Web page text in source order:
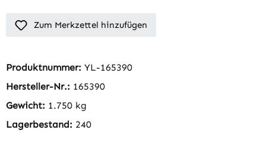
Zum Merkzettel hinzufügen
Produktnummer: YL-165390
Hersteller-Nr.: 165390
Gewicht: 1.750 kg
Lagerbestand: 240